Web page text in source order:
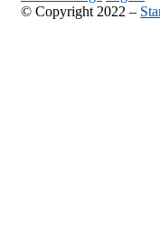
© Copyright 2022 –